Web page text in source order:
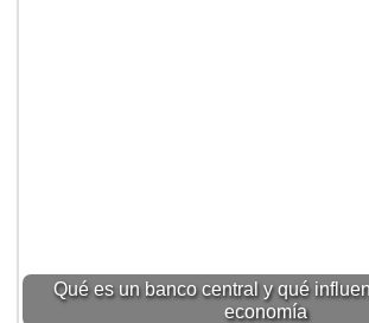
Qué es un banco central y qué
economía